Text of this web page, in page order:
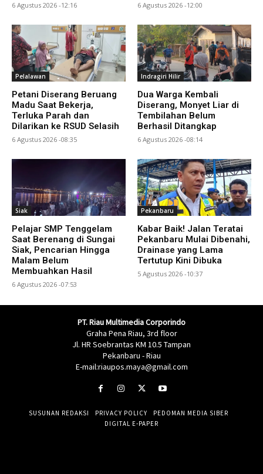
6 Agustus 2026 -12:16 6 Agustus 2026 -12:00
Pelalawan
Petani Diserang Beruang
Madu Saat Bekerja,
Terluka Parah dan
Dilarikan ke RSUD Selasih
6 Agustus 2026 -08:35
Indragiri Hilir
Dua Warga Kembali
Diserang, Monyet Liar di
Tembilahan Belum
Berhasil Ditangkap
6 Agustus 2026 -08:14
Siak
Pelajar SMP Tenggelam
Saat Berenang di Sungai
Siak, Pencarian Hingga
Malam Belum
Membuahkan Hasil
6 Agustus 2026 -07:53
Pekanbaru
Kabar Baik! Jalan Teratai
Pekanbaru Mulai Dibenahi,
Drainase yang Lama
Tertutup Kini Dibuka
5 Agustus 2026 -10:37
PT. Riau Multimedia Corporindo
Graha Pena Riau, 3rd floor
Jl. HR Soebrantas KM 10.5 Tampan
Pekanbaru - Riau
E-mail:riaupos.maya@gmail.com
SUSUNAN REDAKSI PRIVACY POLICY
PEDOMAN MEDIA SIBER
DIGITAL E-PAPER